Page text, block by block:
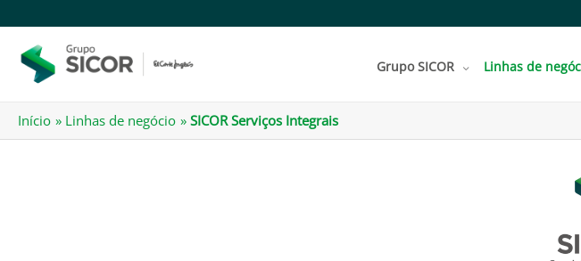
para
conteúdo
Grupo SICOR Linhas de
Início Linhas de negócio SICOR Serviços Integrais